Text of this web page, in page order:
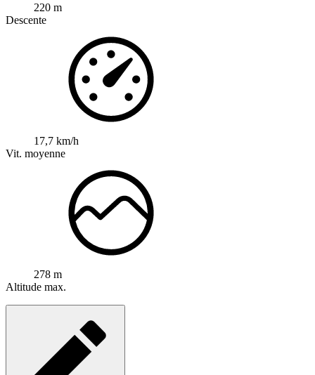
220 m
Descente
17,7 km/h
Vit. moyenne
278 m
Altitude max.